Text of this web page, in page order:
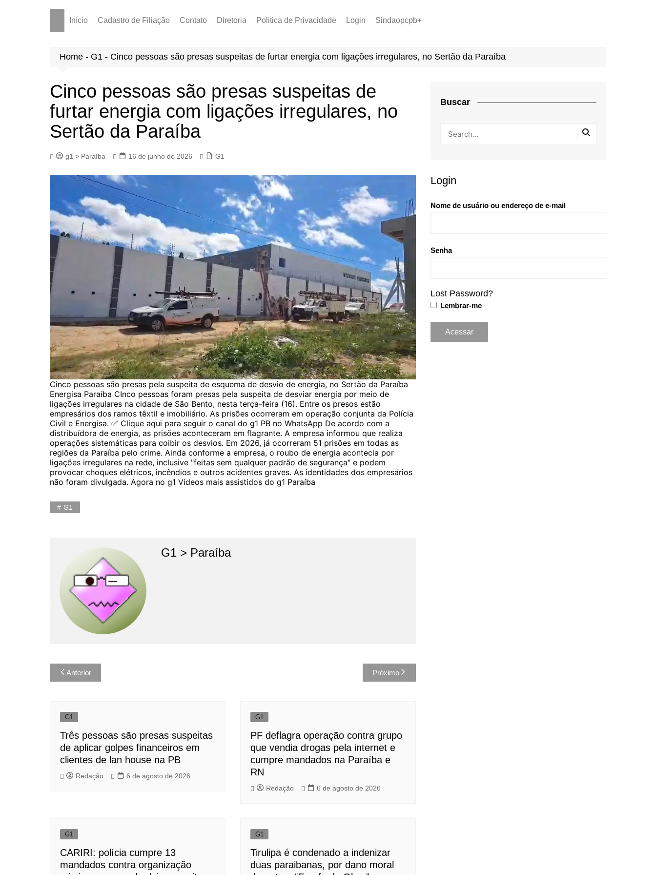
Início Cadastro de Filiação Contato Diretoria
PCCR 2022
Tabela de Venc. 2025
Politica de Privacidade Login Sindaopcpb+
Home - G1 - Cinco pessoas são presas suspeitas de furtar energia com ligações irregulares, no Sertão da Paraíba
Cinco pessoas são presas suspeitas de
furtar energia com ligações irregulares, no
Sertão da Paraíba
g1 > Paraíba 16 de junho de 2026 G1
Cinco pessoas são presas pela suspeita de esquema de desvio de energia, no Sertão da Paraíba
Energisa Paraíba CInco pessoas foram presas pela suspeita de desviar energia por meio de
ligações irregulares na cidade de São Bento, nesta terça-feira (16). Entre os presos estão
empresários dos ramos têxtil e imobiliário. As prisões ocorreram em operação conjunta da Polícia
Civil e Energisa. ✅ Clique aqui para seguir o canal do g1 PB no WhatsApp De acordo com a
distribuídora de energia, as prisões aconteceram em flagrante. A empresa informou que realiza
operações sistemáticas para coibir os desvios. Em 2026, já ocorreram 51 prisões em todas as
regiões da Paraíba pelo crime. Ainda conforme a empresa, o roubo de energia acontecia por
ligações irregulares na rede, inclusive "feitas sem qualquer padrão de segurança" e podem
provocar choques elétricos, incêndios e outros acidentes graves. As identidades dos empresários
não foram divulgada. Agora no g1 Vídeos mais assistidos do g1 Paraíba
G1
G1 > Paraíba
Navegação
de
Anterior Próximo
G1
Três pessoas são presas suspeitas
de aplicar golpes financeiros em
clientes de lan house na PB
Redação 6 de agosto de 2026
G1
PF deflagra operação contra grupo
que vendia drogas pela internet e
cumpre mandados na Paraíba e
RN
Redação 6 de agosto de 2026
G1
CARIRI: polícia cumpre 13
mandados contra organização
G1
Tirulipa é condenado a indenizar
duas paraibanas, por dano moral
Buscar
Login
Nome de usuário ou endereço de e-mail
Senha
Lost Password?
Lembrar-me